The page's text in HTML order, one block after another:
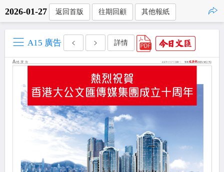
2026-01-27 返回首版 往期回顧 其他報紙
A15 廣告 詳情